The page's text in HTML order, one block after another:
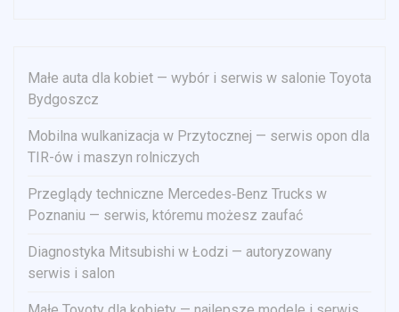
Małe auta dla kobiet — wybór i serwis w salonie Toyota
Bydgoszcz
Mobilna wulkanizacja w Przytocznej — serwis opon dla
TIR-ów i maszyn rolniczych
Przeglądy techniczne Mercedes‑Benz Trucks w
Poznaniu — serwis, któremu możesz zaufać
Diagnostyka Mitsubishi w Łodzi — autoryzowany
serwis i salon